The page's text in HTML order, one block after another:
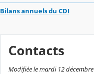
Bilans annuels du CDI
Contacts
Modifiée le mardi 12